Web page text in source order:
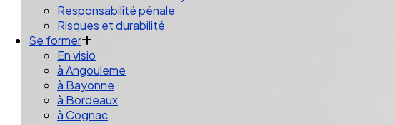
Responsabilité pénale
Risques et durabilité
Se former
En visio
à Angouleme
à Bayonne
à Bordeaux
à Cognac